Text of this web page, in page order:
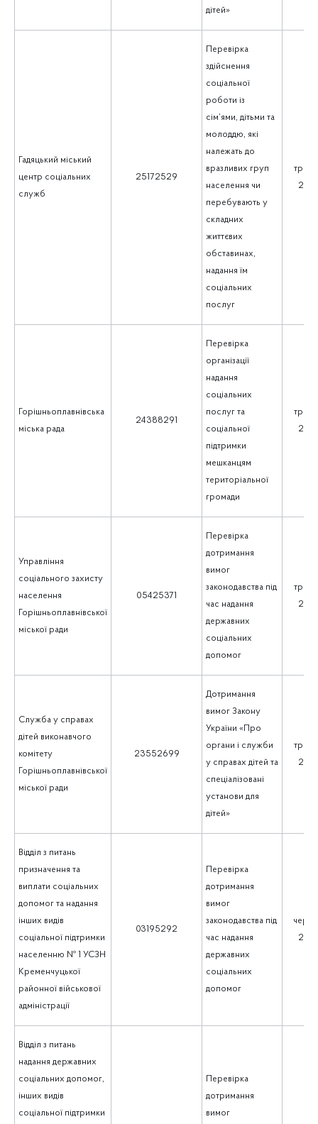
дітей»
Гадяцький міський
центр соціальних
служб
25172529
Перевірка
здійснення
соціальної
роботи із
сім’ями, дітьми та
молоддю, які
належать до
вразливих груп
населення чи
перебувають у
складних
життєвих
обставинах,
надання їм
соціальних
послуг
Горішньоплавнівська
міська рада
24388291
Перевірка
організації
надання
соціальних
послуг та
соціальної
підтримки
мешканцям
територіальної
громади
Управління
соціального захисту
населення
Горішньоплавнівської
міської ради
05425371
Перевірка
дотримання
вимог
законодавства під
час надання
державних
соціальних
допомог
Служба у справах
дітей виконавчого
комітету
Горішньоплавнівської
міської ради
23552699
Дотримання
вимог Закону
України «Про
органи і служби
у справах дітей та
спеціалізовані
установи для
дітей»
Відділ з питань
призначення та
виплати соціальних
допомог та надання
інших видів
соціальної підтримки
населенню № 1 УСЗН
Кременчуцької
районної військової
адміністрації
03195292
Перевірка
дотримання
вимог
законодавства під
час надання
державних
соціальних
допомог
Відділ з питань
надання державних
соціальних допомог,
інших видів
соціальної підтримки
Перевірка
дотримання
вимог